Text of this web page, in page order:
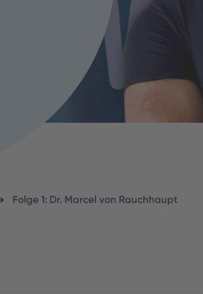
Folge 1: Dr. Marcel von Rauchhaupt